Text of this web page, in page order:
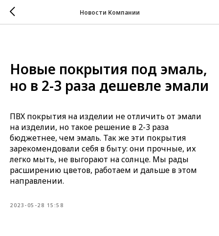
Новости Компании
Новые покрытия под эмаль,
но в 2-3 раза дешевле эмали
ПВХ покрытия на изделии не отличить от эмали
на изделии, но такое решение в 2-3 раза
бюджетнее, чем эмаль. Так же эти покрытия
зарекомендовали себя в быту: они прочные, их
легко мыть, не выгорают на солнце. Мы рады
расширению цветов, работаем и дальше в этом
направлении.
2023-05-28 15:58